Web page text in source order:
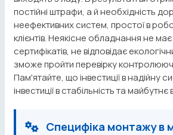
постійні штрафи, а й необхідність
неефективних систем, простої в
клієнтів. Неякісне обладнання не
сертифікатів, не відповідає
зможе пройти перевірку
Пам'ятайте, що інвестиції в надійну
інвестиції в стабільність та
Специфіка монтажу в